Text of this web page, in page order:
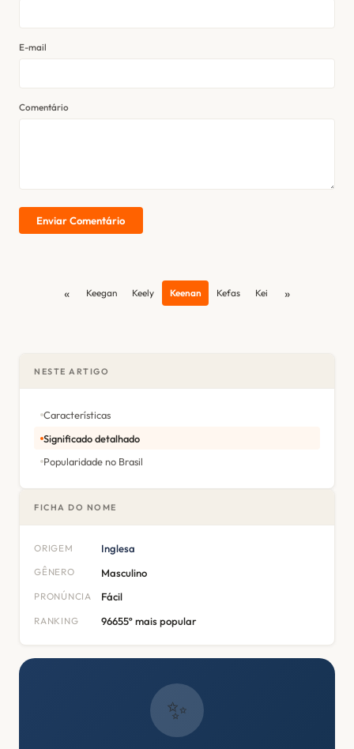
E-mail
Comentário
Enviar Comentário
« Keegan Keely Keenan Kefas Kei »
NESTE ARTIGO
Características
Significado detalhado
Popularidade no Brasil
FICHA DO NOME
ORIGEM Inglesa
GÊNERO Masculino
PRONÚNCIA Fácil
RANKING 96655º mais popular
✨